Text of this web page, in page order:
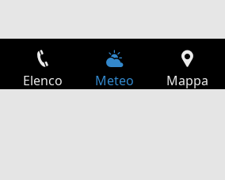
Elenco Meteo Mappa